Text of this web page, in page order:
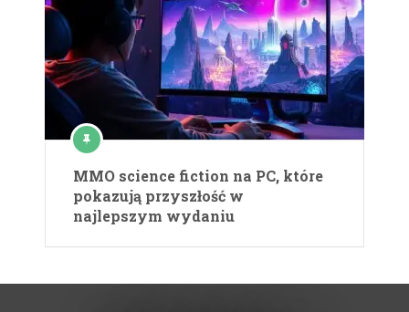
MMO science fiction na PC, które
pokazują przyszłość w
najlepszym wydaniu